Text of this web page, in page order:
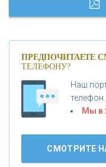
«ГАЗПРОМБАНК»
«МОСКОВСКИЙ
«БАНК
АО «КРЕДИТ
Банки.ру
ПРЕДПОЧИТАЕТЕ
ТЕЛЕФОНУ?
Наш
телефон.
Мы в
СМОТРИТЕ